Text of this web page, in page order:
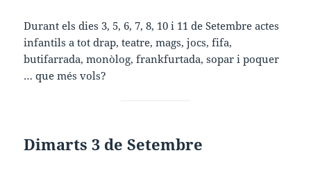
Durant els dies 3, 5, 6, 7, 8, 10 i 11 de Setembre actes
infantils a tot drap, teatre, mags, jocs, fifa,
butifarrada, monòlog, frankfurtada, sopar i poquer
… que més vols?
Dimarts 3 de Setembre